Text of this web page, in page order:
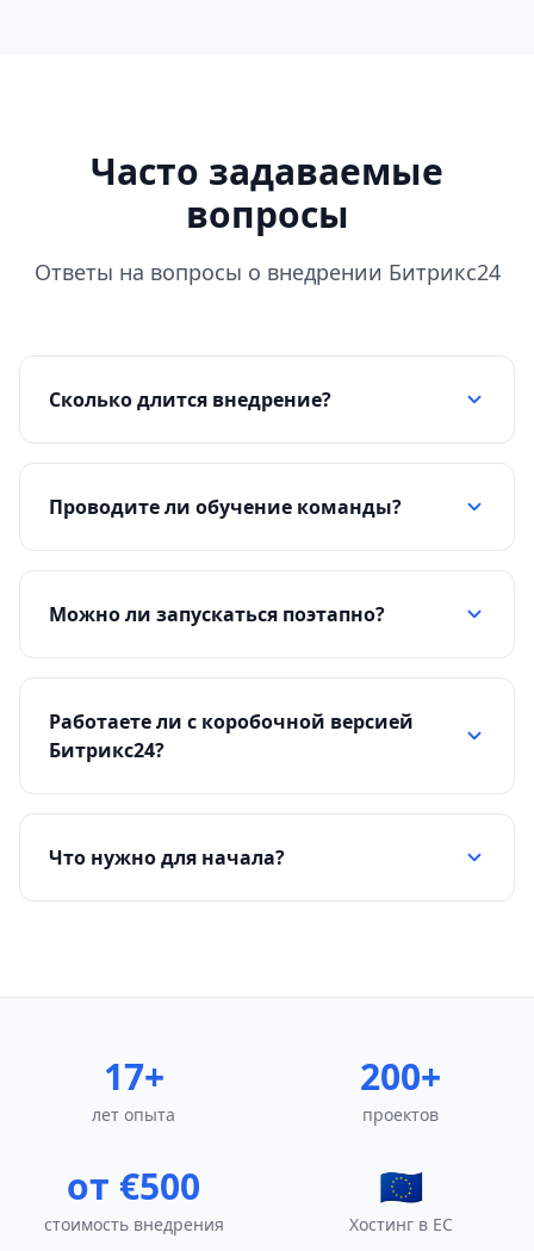
Часто задаваемые
вопросы
Ответы на вопросы о внедрении Битрикс24
Сколько длится внедрение?
Проводите ли обучение команды?
Можно ли запускаться поэтапно?
Работаете ли с коробочной версией
Битрикс24?
Что нужно для начала?
17+
лет опыта
200+
проектов
от €500
стоимость внедрения
🇪🇺
Хостинг в ЕС